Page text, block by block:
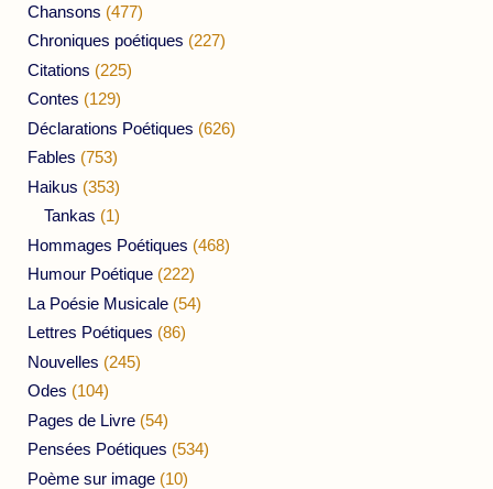
Chansons (477)
Chroniques poétiques (227)
Citations (225)
Contes (129)
Déclarations Poétiques (626)
Fables (753)
Haikus (353)
Tankas (1)
Hommages Poétiques (468)
Humour Poétique (222)
La Poésie Musicale (54)
Lettres Poétiques (86)
Nouvelles (245)
Odes (104)
Pages de Livre (54)
Pensées Poétiques (534)
Poème sur image (10)